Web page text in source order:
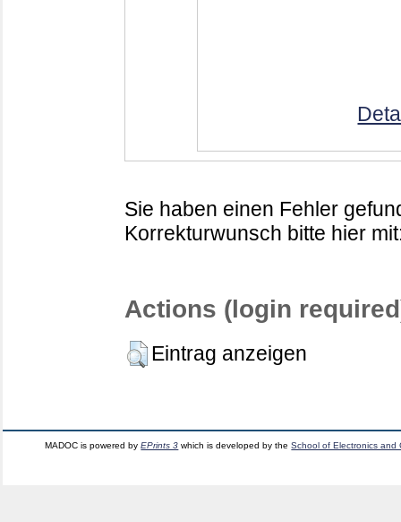
Sie haben einen Fehler
Korrekturwunsch bitte hier
Actions (login
Eintrag anzeigen
MADOC is powered byEPrints 3 which is developed by theSchool of Electronics and